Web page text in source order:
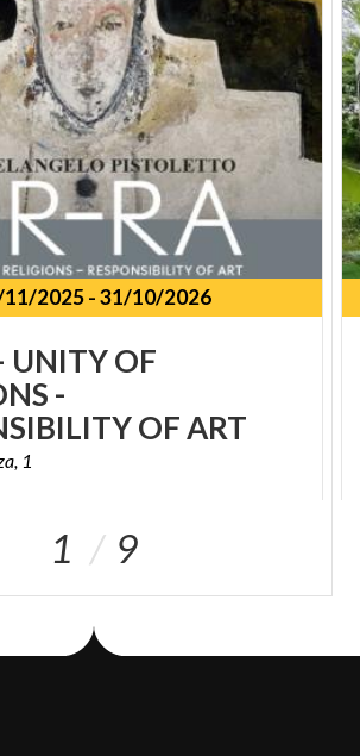
2025-31/10/2026
UNITY OF
-
OF ART
1
1 9